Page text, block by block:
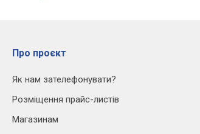
Про проєкт
Як нам зателефонувати?
Розміщення прайс-листів
Магазинам